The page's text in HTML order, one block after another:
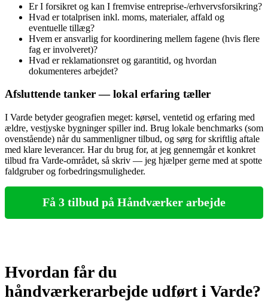
Er I forsikret og kan I fremvise entreprise‑/erhvervsforsikring?
Hvad er totalprisen inkl. moms, materialer, affald og
eventuelle tillæg?
Hvem er ansvarlig for koordinering mellem fagene (hvis flere
fag er involveret)?
Hvad er reklamationsret og garantitid, og hvordan
dokumenteres arbejdet?
Afsluttende tanker — lokal erfaring tæller
I Varde betyder geografien meget: kørsel, ventetid og erfaring med
ældre, vestjyske bygninger spiller ind. Brug lokale benchmarks (som
ovenstående) når du sammenligner tilbud, og sørg for skriftlig aftale
med klare leverancer. Har du brug for, at jeg gennemgår et konkret
tilbud fra Varde‑området, så skriv — jeg hjælper gerne med at spotte
faldgruber og forbedringsmuligheder.
Få 3 tilbud på Håndværker arbejde
Hvordan får du
håndværkerarbejde udført i Varde?